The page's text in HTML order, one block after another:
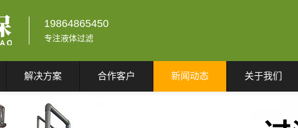
19864865450
专注液体过滤
解决方案 合作客户 新闻动态 关于我们